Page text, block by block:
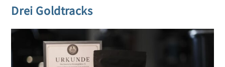
Drei Goldtracks